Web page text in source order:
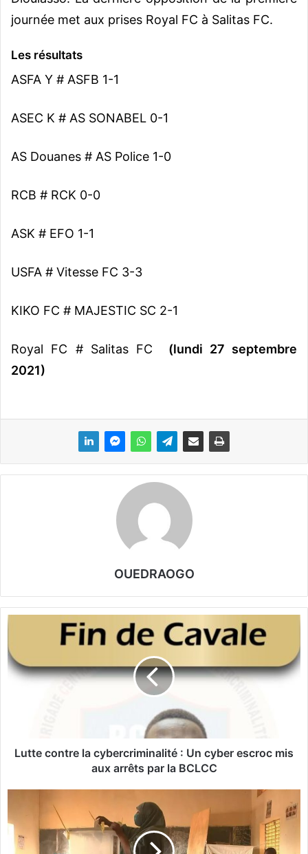
journée met aux prises Royal FC à Salitas FC.
Les résultats
ASFA Y # ASFB 1-1
ASEC K # AS SONABEL 0-1
AS Douanes # AS Police 1-0
RCB # RCK 0-0
ASK # EFO 1-1
USFA # Vitesse FC 3-3
KIKO FC # MAJESTIC SC 2-1
Royal FC # Salitas FC (lundi 27 septembre
2021)
OUEDRAOGO
L
t
t
y
Lutte contre la cybercriminalité : Un cyber escroc mis
aux arrêts par la BCLCC
l